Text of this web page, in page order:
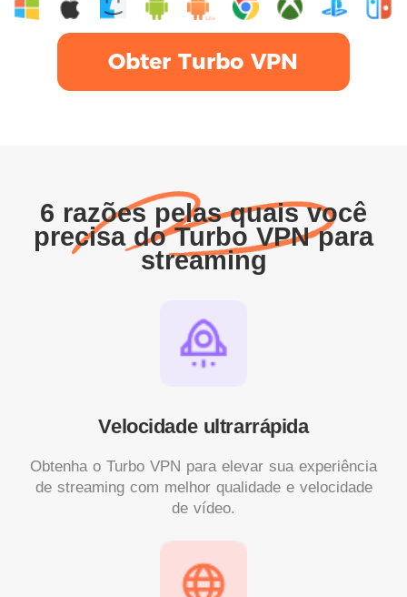
Obter Turbo VPN
6 razões pelas quais você
precisa do Turbo VPN para
streaming
Velocidade ultrarrápida
Obtenha o Turbo VPN para elevar sua experiência
de streaming com melhor qualidade e velocidade
de vídeo.